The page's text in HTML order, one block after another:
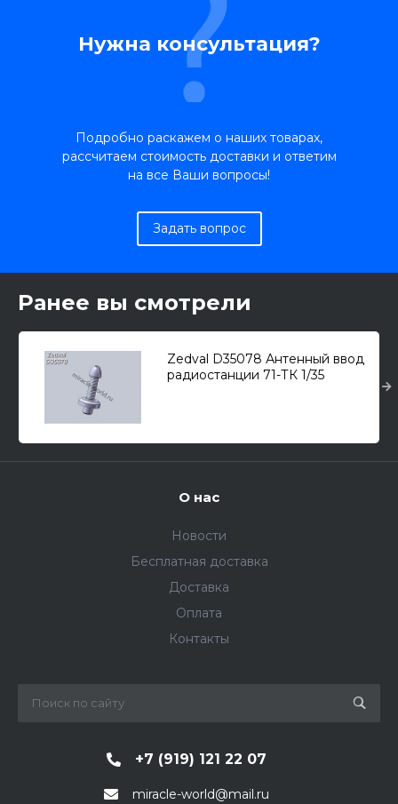
Нужна консультация?
Подробно раскажем о наших товарах,
рассчитаем стоимость доставки и ответим
на все Ваши вопросы!
Задать вопрос
Ранее вы смотрели
Zedval D35078 Антенный ввод
радиостанции 71-ТК 1/35
О нас
Новости
Бесплатная доставка
Доставка
Оплата
Контакты
+7 (919) 121 22 07
miracle-world@mail.ru